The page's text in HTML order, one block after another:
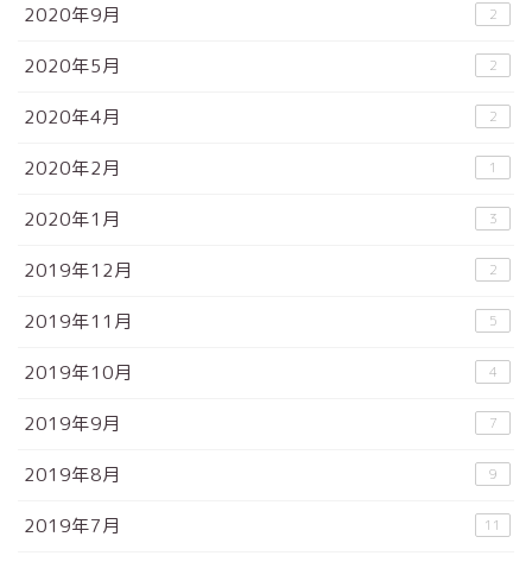
2020年9月 2
2020年5月 2
2020年4月 2
2020年2月 1
2020年1月 3
2019年12月 2
2019年11月 5
2019年10月 4
2019年9月 7
2019年8月 9
2019年7月 11